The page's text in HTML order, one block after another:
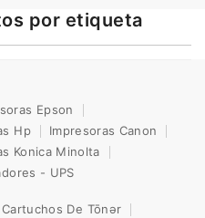
por etiqueta
Epson
Hp
Impresoras Canon
Konica Minolta
- UPS
Cartuchos De Tōnər